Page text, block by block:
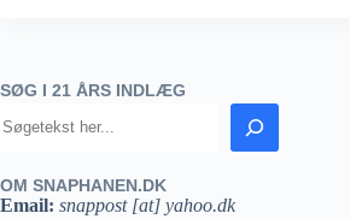
SØG I 21 ÅRS INDLÆG
OM SNAPHANEN.DK
Email: snappost [at] yahoo.dk